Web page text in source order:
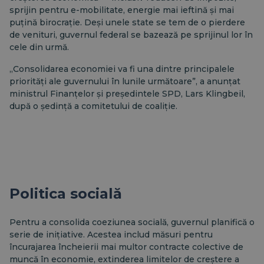
sprijin pentru e-mobilitate, energie mai ieftină și mai
puțină birocrație. Deși unele state se tem de o pierdere
de venituri, guvernul federal se bazează pe sprijinul lor în
cele din urmă.
„Consolidarea economiei va fi una dintre principalele
priorități ale guvernului în lunile următoare”, a anunțat
ministrul Finanțelor și președintele SPD, Lars Klingbeil,
după o ședință a comitetului de coaliție.
Politica socială
Pentru a consolida coeziunea socială, guvernul planifică o
serie de inițiative. Acestea includ măsuri pentru
încurajarea încheierii mai multor contracte colective de
muncă în economie, extinderea limitelor de creștere a